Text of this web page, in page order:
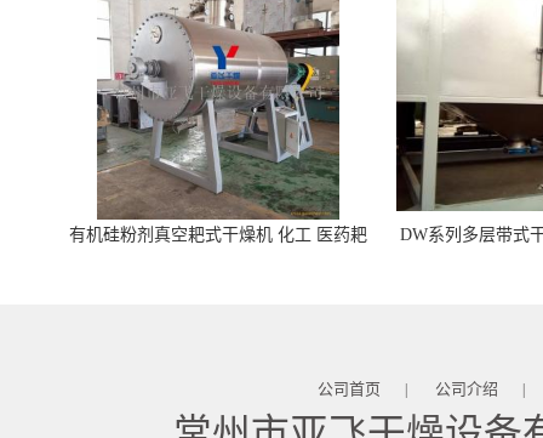
有机硅粉剂真空耙式干燥机 化工 医药耙
DW系列多层带式
公司首页 | 公司介绍 |